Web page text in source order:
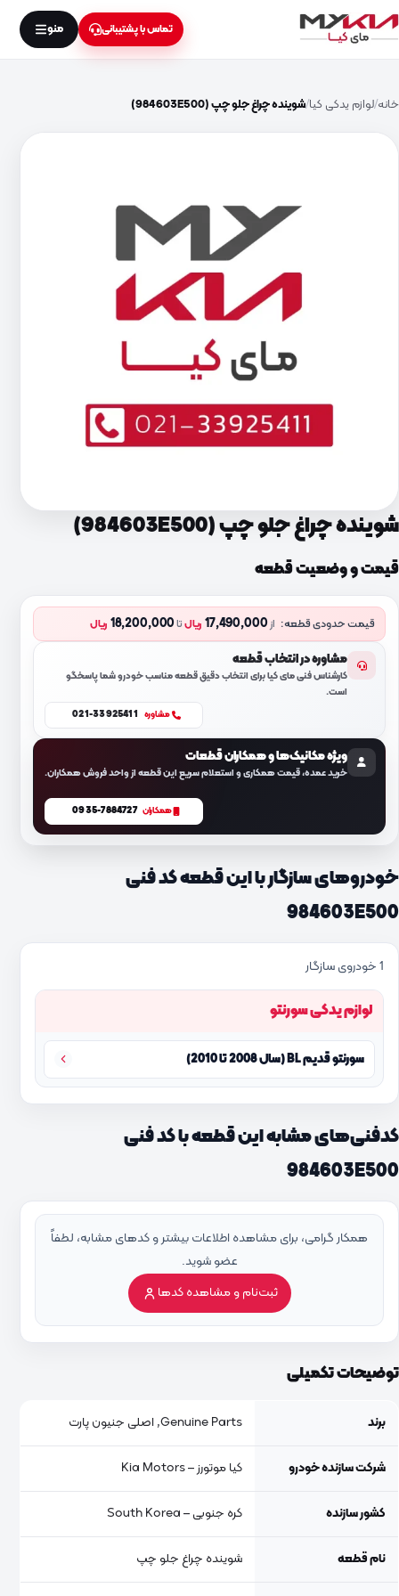
تماس با پشتیبانی منو
خانه لوازم یدکی کیا شوینده چراغ جلو چپ (984603E500)
شوینده چراغ جلو چپ (984603E500)
قیمت و وضعیت قطعه
قیمت حدودی قطعه: از17,490,000 ریالتا18,200,000 ریال
مشاوره در انتخاب قطعه
کارشناس فنی مای کیا برای انتخاب دقیق قطعه مناسب خودرو شما پاسخگو
است.
مشاوره 021-33925411
ویژه مکانیک‌ها و همکاران قطعات
خرید عمده، قیمت همکاری و استعلام سریع این قطعه از واحد فروش همکاران.
همکاران 0935-7884727
خودروهای سازگار با این قطعه کد فنی
984603E500
1 خودروی سازگار
لوازم یدکی سورنتو
سورنتو قدیم BL (سال 2008 تا 2010)
کدفنی‌های مشابه این قطعه با کد فنی
984603E500
همکار گرامی، برای مشاهده اطلاعات بیشتر و کدهای مشابه، لطفاً
عضو شوید.
ثبت‌نام و مشاهده کدها
توضیحات تکمیلی
برند Genuine Parts, اصلی جنیون پارت
شرکت سازنده خودرو کیا موتورز – Kia Motors
کشور سازنده کره جنوبی – South Korea
نام قطعه شوینده چراغ جلو چپ